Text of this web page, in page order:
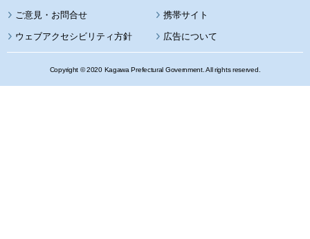
携帯サイト
ウェブアクセシビリティ方針 広告について
Copyright © 2020 Kagawa Prefectural Government. All rights reserved.